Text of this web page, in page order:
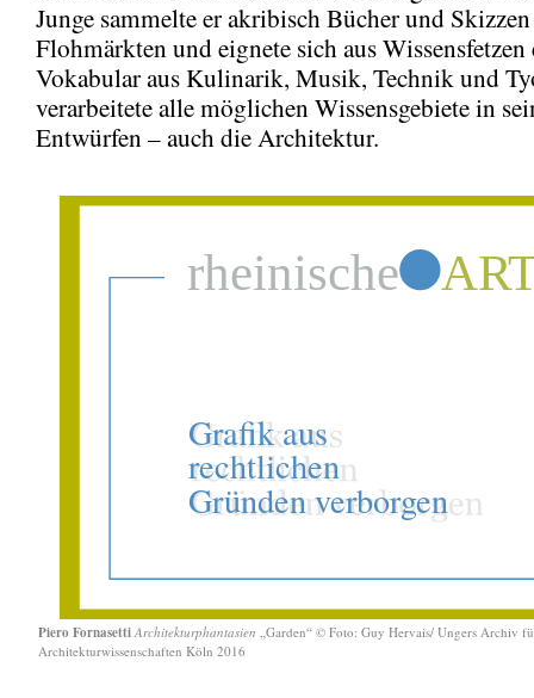
Junge sammelte er akribisch Bücher und
Flohmärkten und eignete sich aus Wissensfetzen
Vokabular aus Kulinarik, Musik, Technik und
verarbeitete alle möglichen Wissensgebiete in
Entwürfen – auch die Architektur.
Piero FornasettiArchitekturphantasien „Garden“ © Foto: Guy Hervais/ Ungers Archiv
Architekturwissenschaften Köln 2016